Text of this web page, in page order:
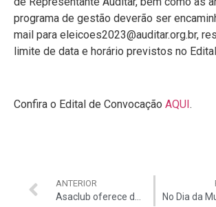
programa de gestão deverão ser
mail para eleicoes2023@auditar.org.br,
limite de data e horário previstos no
Confira o Edital de Convocação AQUI.
ANTERIOR
Asaclub oferece dentista por apenas R$85 por atendimento